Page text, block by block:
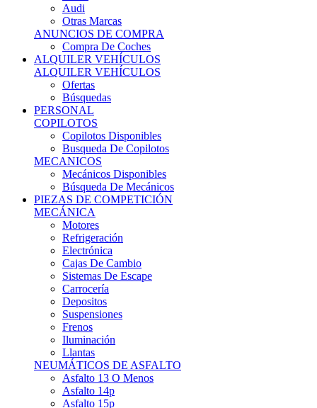
Otras Marcas
ANUNCIOS DE COMPRA
Compra De Coches
ALQUILER VEHÍCULOS
ALQUILER VEHÍCULOS
Ofertas
Búsquedas
PERSONAL
COPILOTOS
Copilotos Disponibles
Busqueda De Copilotos
MECANICOS
Mecánicos Disponibles
Búsqueda De Mecánicos
PIEZAS DE COMPETICIÓN
MECÁNICA
Motores
Refrigeración
Electrónica
Cajas De Cambio
Sistemas De Escape
Carrocería
Depositos
Suspensiones
Frenos
Iluminación
Llantas
NEUMÁTICOS DE ASFALTO
Asfalto 13 O Menos
Asfalto 14p
Asfalto 15p
Asfalto 16p